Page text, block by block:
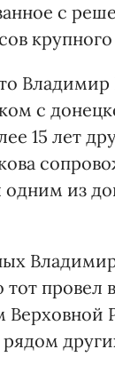
с
крупного
с
15 лет
из
провел